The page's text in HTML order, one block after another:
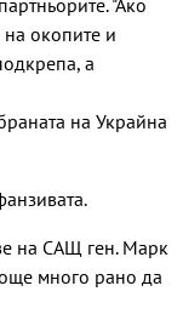
"Ако
окопите и
а
на Украйна
на САЩ ген. Марк
много рано да